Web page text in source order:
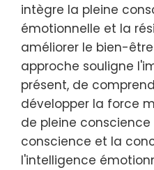
intègre la pleine
émotionnelle et la
améliorer le bien-
approche souligne
présent, de
développer la force
de pleine
conscience et la
l'intelligence